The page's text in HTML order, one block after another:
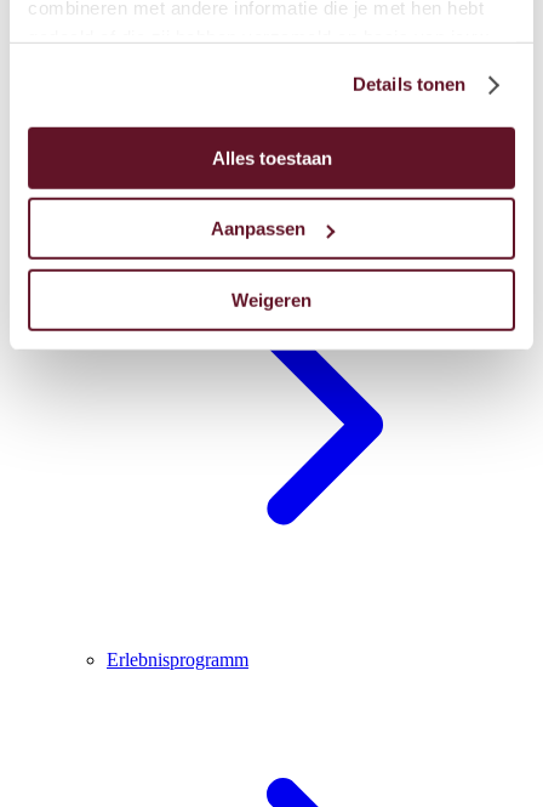
combineren met andere informatie die je met hen hebt
Details tonen
Alles toestaan
Aanpassen
Weigeren
Restaurants
Erlebnisprogramm